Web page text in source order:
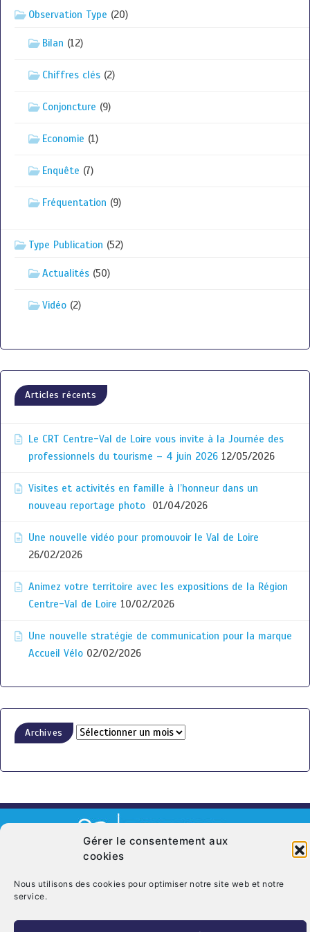
Gérer le consentement aux
cookies
Nous utilisons des cookies pour optimiser notre site web et notre
service.
Observation Type (20)
Bilan (12)
Chiffres clés (2)
Conjoncture (9)
Economie (1)
Enquête (7)
Fréquentation (9)
Type Publication (52)
Actualités (50)
Vidéo (2)
Articles récents
Le CRT Centre-Val de Loire vous invite à la Journée des
professionnels du tourisme – 4 juin 2026 12/05/2026
Visites et activités en famille à l’honneur dans un
nouveau reportage photo
01/04/2026
Une nouvelle vidéo pour promouvoir le Val de Loire
26/02/2026
Animez votre territoire avec les expositions de la Région
Centre-Val de Loire 10/02/2026
Une nouvelle stratégie de communication pour la marque
Accueil Vélo 02/02/2026
Archives
Qui sommes nous ? Mentions légales Politique de cookies (UE)